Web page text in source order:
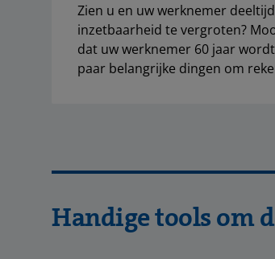
Zien u en uw werknemer
inzetbaarheid te vergroten?
dat uw werknemer 60 jaar
paar belangrijke dingen om
Handige tools om